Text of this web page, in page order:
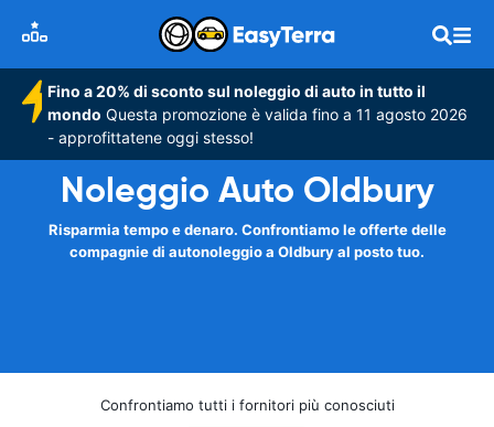
Fino a 20% di sconto sul noleggio di auto in tutto il
mondo Questa promozione è valida fino a 11 agosto 2026
- approfittatene oggi stesso!
Noleggio Auto Oldbury
Risparmia tempo e denaro. Confrontiamo le offerte delle
compagnie di autonoleggio a Oldbury al posto tuo.
Confrontiamo tutti i fornitori più conosciuti